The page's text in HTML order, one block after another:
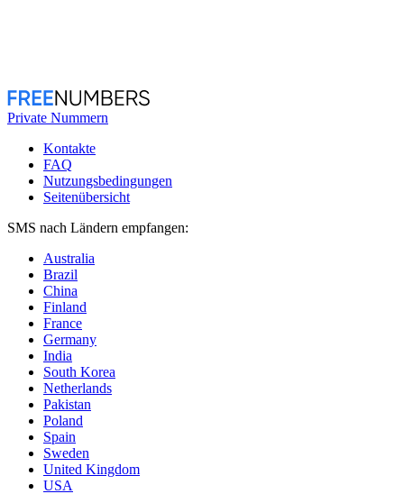
Private Nummern
Kontakte
FAQ
Nutzungsbedingungen
Seitenübersicht
SMS nach Ländern empfangen:
Australia
Brazil
China
Finland
France
Germany
India
South Korea
Netherlands
Pakistan
Poland
Spain
Sweden
United Kingdom
USA